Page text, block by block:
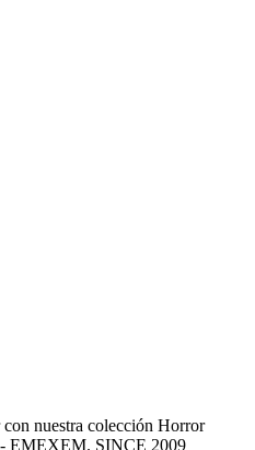
nuestra colección Horror
EMEXEM. SINCE 2009